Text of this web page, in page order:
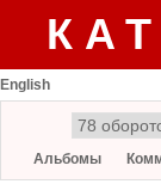
English
Альбомы